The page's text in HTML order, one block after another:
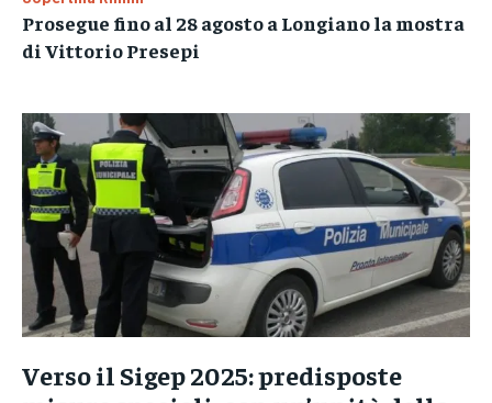
Prosegue fino al 28 agosto a Longiano la mostra
di Vittorio Presepi
Verso il Sigep 2025: predisposte